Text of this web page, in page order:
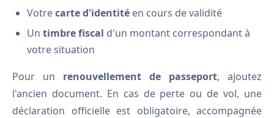
Votrecarte d'identité en cours de validité
Un timbre fiscal d'un montant correspondant à
votre situation
Pour un renouvellement de passeport, ajoutez
l'ancien document. En cas de perte ou de vol, une
déclaration officielle est obligatoire, accompagnée